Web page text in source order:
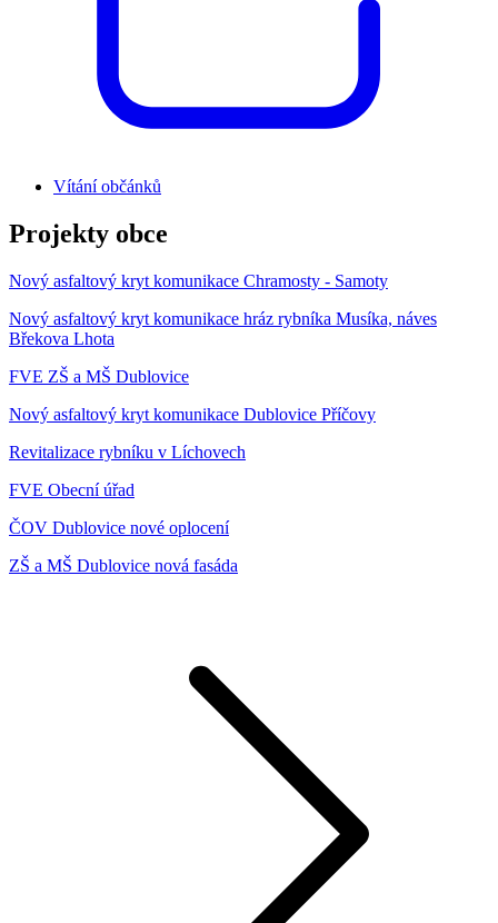
Vítání občánků
Projekty obce
Nový asfaltový kryt komunikace Chramosty - Samoty
Nový asfaltový kryt komunikace hráz rybníka Musíka, náves
Břekova Lhota
FVE ZŠ a MŠ Dublovice
Nový asfaltový kryt komunikace Dublovice Příčovy
Revitalizace rybníku v Líchovech
FVE Obecní úřad
ČOV Dublovice nové oplocení
ZŠ a MŠ Dublovice nová fasáda